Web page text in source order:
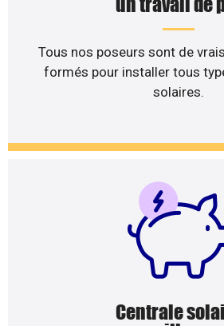
Tous nos poseurs sont de
formés pour installer tous
solaires.
Centrale